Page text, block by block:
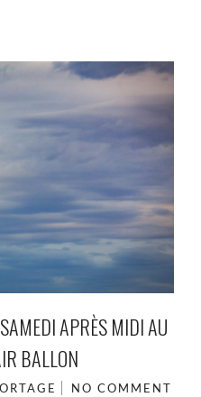
APRÈS MIDI AU
BALLON
NO COMMENT